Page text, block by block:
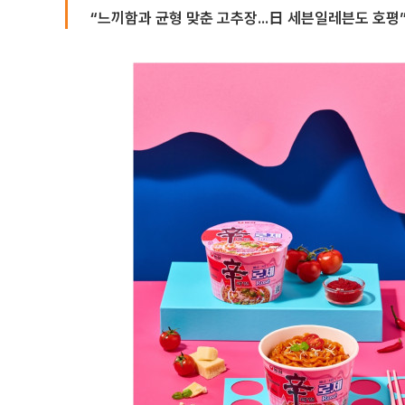
“느끼함과 균형 맞춘 고추장...日 세븐일레븐도 호평